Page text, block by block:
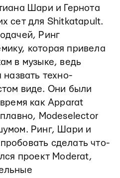
Шари и Гернота
сет для Shitkatapult.
Ринг
которая привела
в музыке, ведь
назвать техно-
виде. Они были
как Apparat
Modeselector
Ринг, Шари и
сделать что-
проект Moderat,